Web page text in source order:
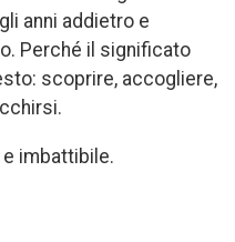
anni addietro e
Perché il significato
scoprire, accogliere,
imbattibile.